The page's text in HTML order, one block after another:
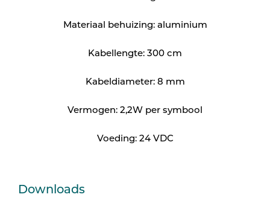
Materiaal behuizing: aluminium
Kabellengte: 300 cm
Kabeldiameter: 8 mm
Vermogen: 2,2W per symbool
Voeding: 24 VDC
Downloads